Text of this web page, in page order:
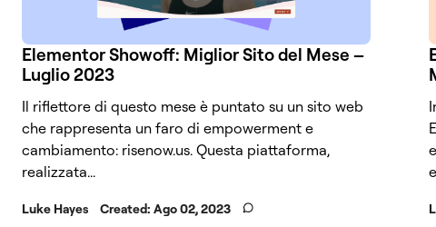
Elementor Showoff: Miglior Sito del Mese –
Luglio 2023
Il riflettore di questo mese è puntato su un sito web
che rappresenta un faro di empowerment e
cambiamento: risenow.us. Questa piattaforma,
realizzata...
Luke Hayes Created: Ago 02, 2023